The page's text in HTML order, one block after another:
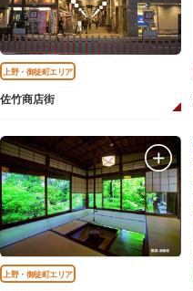
上野・御徒町エリア
佐竹商店街
上野・御徒町エリア